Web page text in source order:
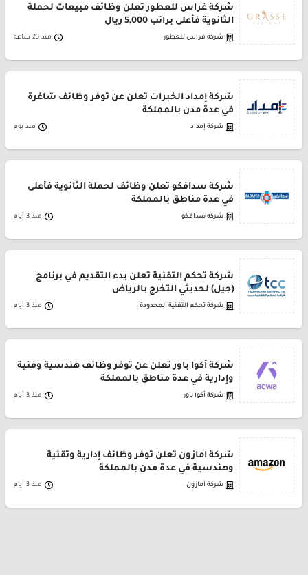
شركة غراس للعطور تعلن وظائف مبيعات لحملة
الثانوية فأعلى براتب 5,000 ريال
شركة قراس للعطور منذ 23 ساعة
شركة إمداد الخبرات تعلن عن توفر وظائف شاغرة
في عدة مدن بالمملكة
شركة إمداد منذ يوم
شركة سدافكو تعلن وظائف لحملة الثانوية فأعلى
في عدة مناطق بالمملكة
شركة سدافكو منذ 3 أيام
شركة تحكم التقنية تعلن بدء التقديم في برنامج
(جيل) لحديثي التخرج بالرياض
شركة تحكم التقنية المحدودة منذ 3 أيام
شركة أكوا باور تعلن عن توفر وظائف هندسية وفنية
وإدارية في عدة مناطق بالمملكة
شركة أكوا باور منذ 3 أيام
شركة أمازون تعلن توفر وظائف إدارية وتقنية
وهندسية في عدة مدن بالمملكة
شركة أمازون منذ 3 أيام